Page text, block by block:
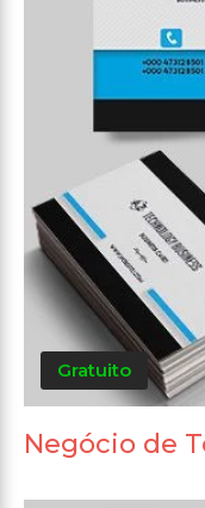
Gratuito
Negócio de